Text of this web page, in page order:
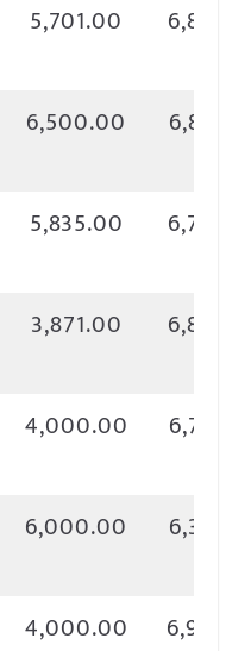
5,701.00
6,500.00
5,835.00
3,871.00
4,000.00
6,000.00
4,000.00